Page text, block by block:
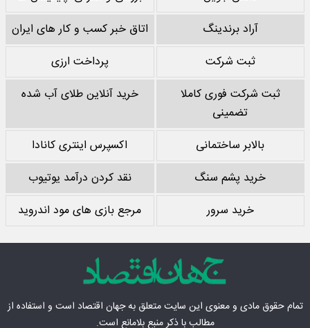
آراد برندینگ
اتاق خبر کسب و کار های ایران
ثبت شرکت
پرداخت ارزی
ثبت شرکت فوری کاملا
تضمینی
خرید آنلاین طلای آب شده
بالابر ساختمانی
اکسپرس اینتری کانادا
خرید پشم سنگ
نقد کردن درآمد یوتیوب
خرید سرور
مرجع بازی های مود اندروید
تمام حقوق مادی‌ و معنوی این سایت متعلق بهجهان اقتصاد است و استفاده از
مطالب با ذکر منبع بلامانع است.